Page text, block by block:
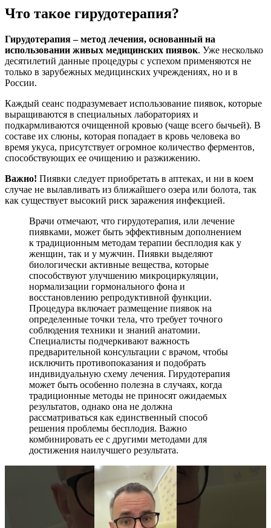
Что такое гирудотерапия?
Гирудотерапия – метод лечения, основанный на
использовании живых медицинских пиявок. Уже несколько
десятилетий данные процедуры с успехом применяются не
только в зарубежных медицинских учреждениях, но и в
России.
Каждый сеанс подразумевает использование пиявок, которые
выращиваются в специальных лабораториях и
подкармливаются очищенной кровью (чаще всего бычьей). В
составе их слюны, которая попадает в кровь человека во
время укуса, присутствует огромное количество ферментов,
способствующих ее очищению и разжижению.
Важно! Пиявки следует приобретать в аптеках, и ни в коем
случае не вылавливать из ближайшего озера или болота, так
как существует высокий риск заражения инфекцией.
Врачи отмечают, что гирудотерапия, или лечение
пиявками, может быть эффективным дополнением
к традиционным методам терапии бесплодия как у
женщин, так и у мужчин. Пиявки выделяют
биологически активные вещества, которые
способствуют улучшению микроциркуляции,
нормализации гормонального фона и
восстановлению репродуктивной функции.
Процедура включает размещение пиявок на
определенные точки тела, что требует точного
соблюдения техники и знаний анатомии.
Специалисты подчеркивают важность
предварительной консультации с врачом, чтобы
исключить противопоказания и подобрать
индивидуальную схему лечения. Гирудотерапия
может быть особенно полезна в случаях, когда
традиционные методы не приносят ожидаемых
результатов, однако она не должна
рассматриваться как единственный способ
решения проблемы бесплодия. Важно
комбинировать ее с другими методами для
достижения наилучшего результата.